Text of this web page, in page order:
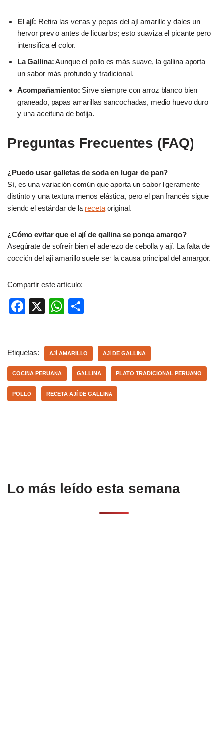
El ají: Retira las venas y pepas del ají amarillo y dales un
hervor previo antes de licuarlos; esto suaviza el picante pero
intensifica el color.
La Gallina: Aunque el pollo es más suave, la gallina aporta
un sabor más profundo y tradicional.
Acompañamiento: Sirve siempre con arroz blanco bien
graneado, papas amarillas sancochadas, medio huevo duro
y una aceituna de botija.
Preguntas Frecuentes (FAQ)
¿Puedo usar galletas de soda en lugar de pan?
Sí, es una variación común que aporta un sabor ligeramente
distinto y una textura menos elástica, pero el pan francés sigue
siendo el estándar de la receta original.
¿Cómo evitar que el ají de gallina se ponga amargo?
Asegúrate de sofreír bien el aderezo de cebolla y ají. La falta de
cocción del ají amarillo suele ser la causa principal del amargor.
Compartir este artículo:
F
e
b
o
o
X
W
s
A
p
p
p
ar
tir
Etiquetas: AJÍ AMARILLO AJÍ DE GALLINA
COCINA PERUANA GALLINA PLATO TRADICIONAL PERUANO
POLLO RECETA AJÍ DE GALLINA
Lo más leído esta semana